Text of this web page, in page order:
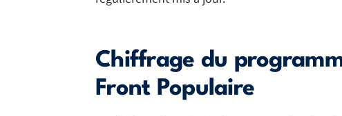
Chiffrage du
Front Populaire